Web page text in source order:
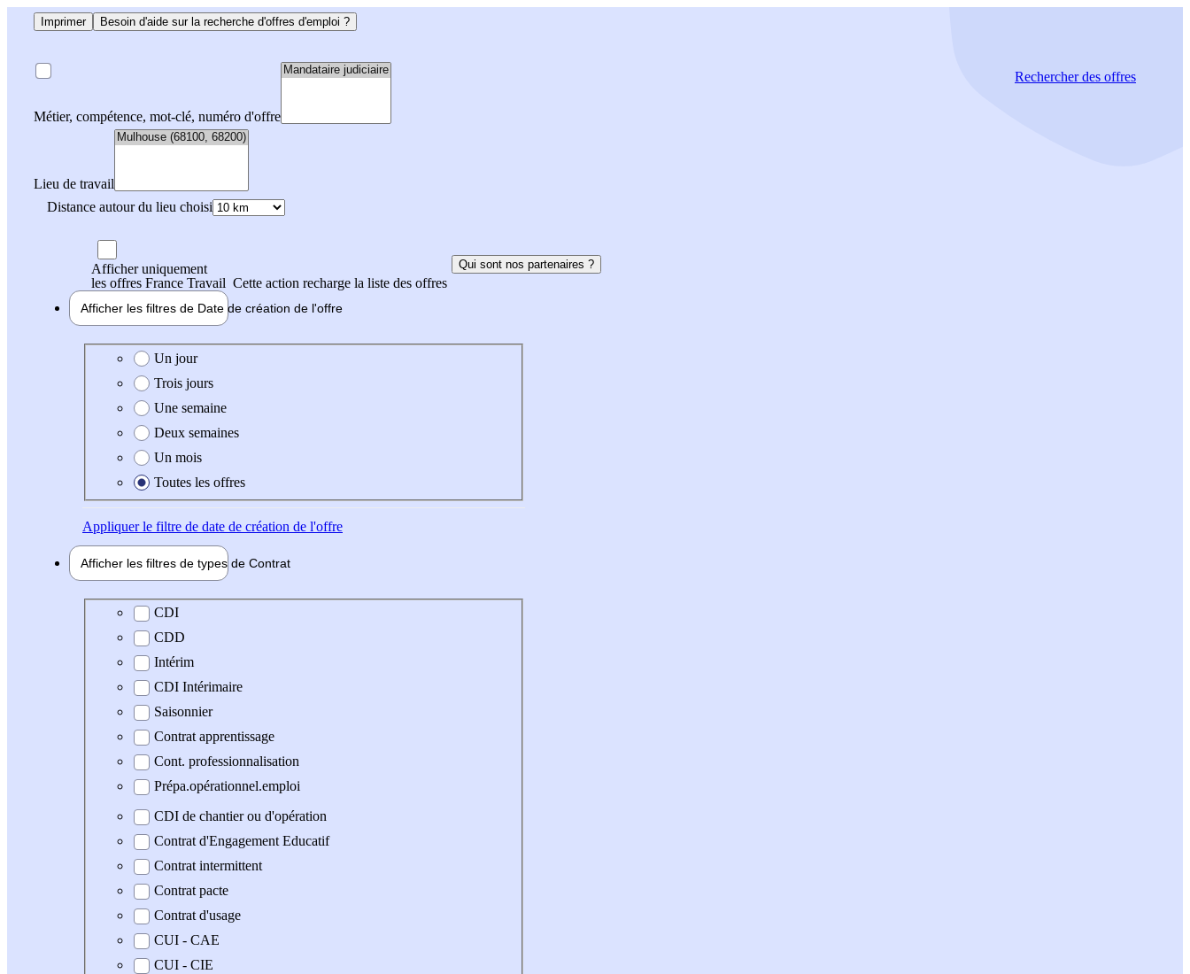
Imprimer Besoin d'aide sur la recherche d'offres d'emploi ?
Métier, compétence, mot-clé, numéro d'offre
Lieu de travail
Distance autour du lieu choisi
Rechercherdes offres
Afficher uniquement
les offres France Travail Cette action recharge la liste des offres
Qui sont nos partenaires ?
Afficher les filtres de Date de création de l'offre
Date de création de l'offre
Un jour
Trois jours
Une semaine
Deux semaines
Un mois
Toutes les offres
Appliquerle filtre de date de création de l'offre
Afficher les filtres de types de Contrat
Type de contrat
CDI
CDD
Intérim
CDI Intérimaire
Saisonnier
Contrat apprentissage
Cont. professionnalisation
Prépa.opérationnel.emploi
CDI de chantier ou d'opération
Contrat d'Engagement Educatif
Contrat intermittent
Contrat pacte
Contrat d'usage
CUI - CAE
CUI - CIE